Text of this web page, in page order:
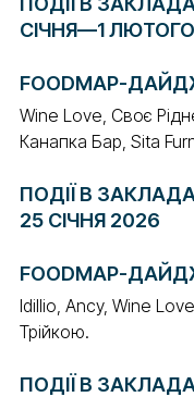
СІЧНЯ—1
FOODMAP-
Wine Love, Своє
Канапка Бар, Sita
ПОДІЇ В
25 СІЧНЯ 2026
FOODMAP-
Idillio, Ancy, Wine
Трійкою.
ПОДІЇ В